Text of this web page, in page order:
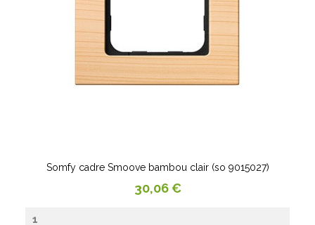
Somfy cadre Smoove bambou clair (so 9015027)
Prix
30,06 €